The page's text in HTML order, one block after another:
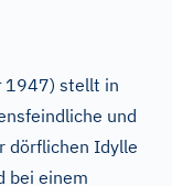
1947) stellt in
und
dörflichen Idylle
bei einem